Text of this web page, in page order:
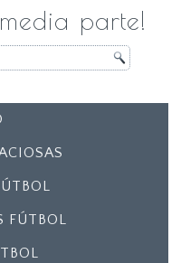
parte!
FÚTBOL